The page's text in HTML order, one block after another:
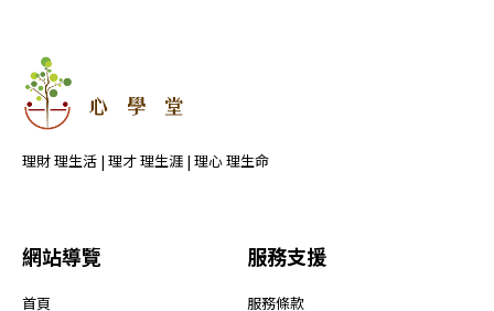
理財 理生活 | 理才 理生涯 | 理心 理生命
網站導覽
首頁
服務支援
服務條款